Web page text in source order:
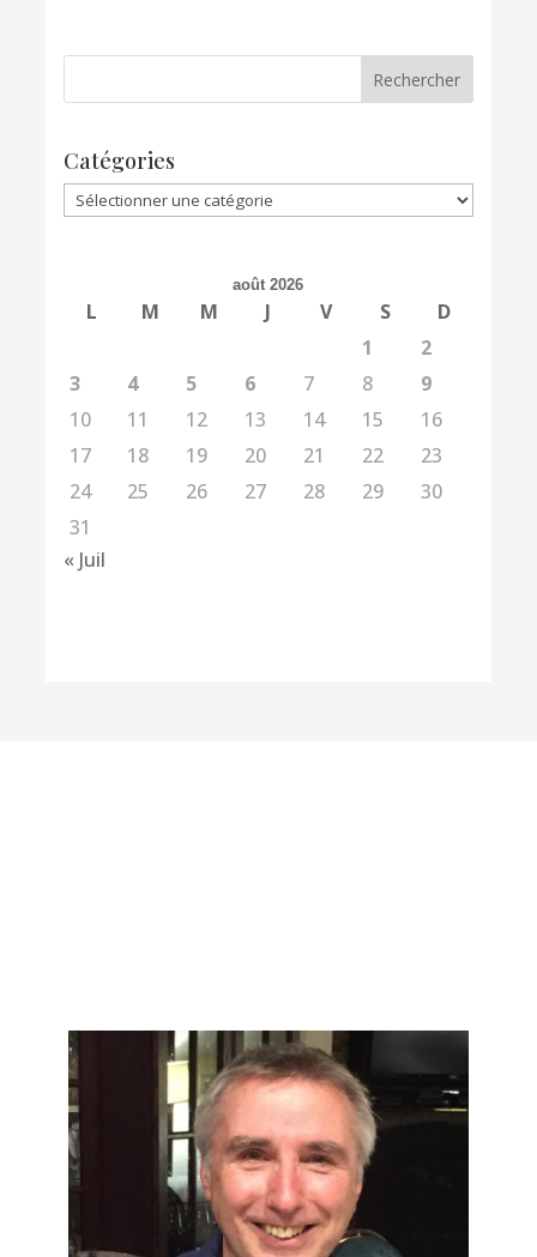
Catégories
Catégories
août 2026
L M M J V S
D
1
2
3
4 5 6 7 8
9
10
11 12 13 14 15
16
17
18 19 20 21 22
23
24
25 26 27 28 29
30
31
« Juil